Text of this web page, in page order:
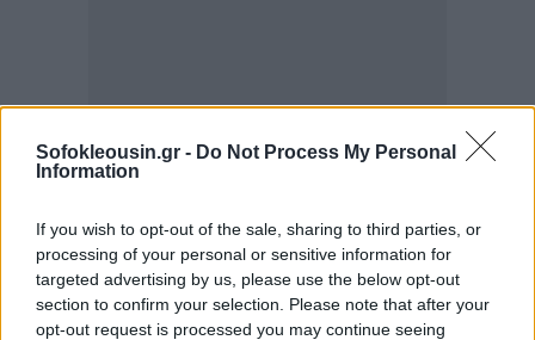
Sofokleousin.gr - Do Not Process My Personal
Information
If you wish to opt-out of the sale, sharing to third parties, or
processing of your personal or sensitive information for
targeted advertising by us, please use the below opt-out
section to confirm your selection. Please note that after your
opt-out request is processed you may continue seeing
τα τελευταία χρόνια σε πόλεις όπωςτο Βανκούβερ,
το Τορόντο, το Λονδίνο και το Παρίσι. Η βασική
λογική είναι απλή: να πιεστούν οι ιδιοκτήτες
ακριβών αλλά ανενεργών ακινήτων είτε να τα